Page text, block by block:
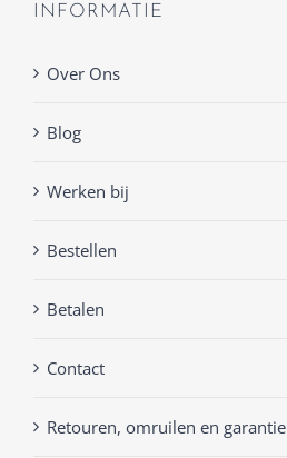
INFORMATIE
Over Ons
Blog
Werken bij
Bestellen
Betalen
Contact
Retouren, omruilen en garantie